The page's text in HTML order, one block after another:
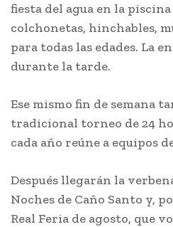
fiesta del agua en la
colchonetas, hinchables,
para todas las edades. La
durante la tarde.
Ese mismo fin de semana
tradicional torneo de 24
cada año reúne a equipos
Después llegarán la
Noches de Caño Santo y,
Real Feria de agosto, que